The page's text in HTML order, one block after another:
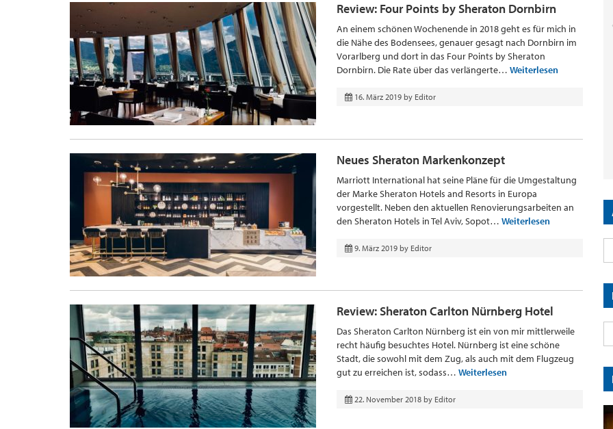
Review: Four Points by Sheraton Dornbirn
An einem schönen Wochenende in 2018 geht es für mich in
die Nähe des Bodensees, genauer gesagt nach Dornbirn im
Vorarlberg und dort in das Four Points by Sheraton
Dornbirn. Die Rate über das verlängerte… Weiterlesen
16. März 2019 by Editor
Neues Sheraton Markenkonzept
Marriott International hat seine Pläne für die Umgestaltung
der Marke Sheraton Hotels and Resorts in Europa
vorgestellt. Neben den aktuellen Renovierungsarbeiten an
den Sheraton Hotels in Tel Aviv, Sopot… Weiterlesen
9. März 2019 by Editor
Review: Sheraton Carlton Nürnberg Hotel
Das Sheraton Carlton Nürnberg ist ein von mir mittlerweile
recht häufig besuchtes Hotel. Nürnberg ist eine schöne
Stadt, die sowohl mit dem Zug, als auch mit dem Flugzeug
gut zu erreichen ist, sodass… Weiterlesen
22. November 2018 by Editor